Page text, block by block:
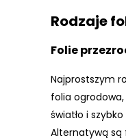
Rodzaje
Folie
Najprostszym
folia
światło i
Alternatywą są